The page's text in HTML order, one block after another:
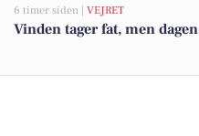
6 timer siden | VEJRET
Vinden tager fat, men